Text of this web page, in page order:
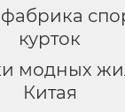
курток
модных
Китая